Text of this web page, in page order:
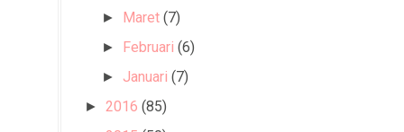
► Maret (7)
► Februari (6)
► Januari (7)
► 2016 (85)